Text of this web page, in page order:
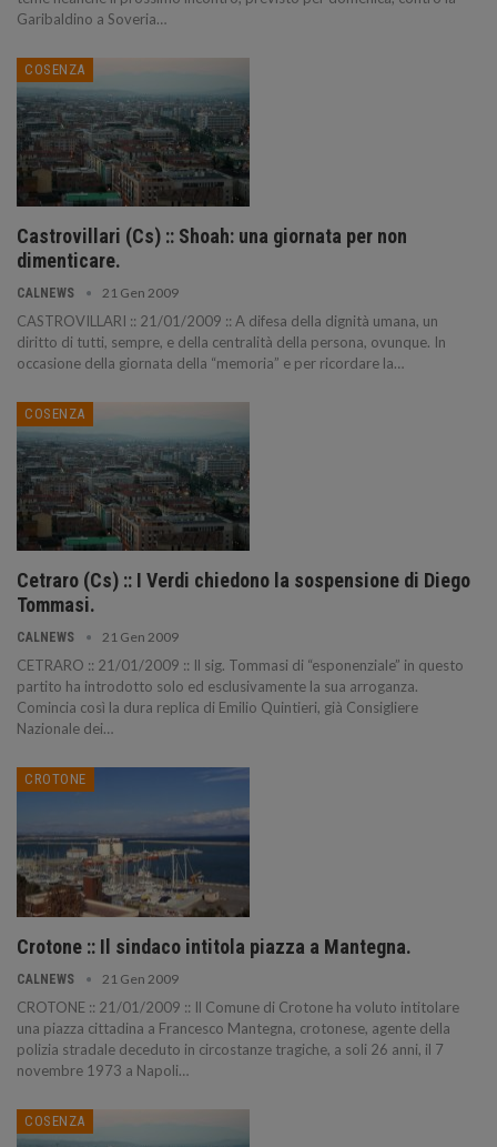
Garibaldino a Soveria…
COSENZA
Castrovillari (Cs) :: Shoah: una giornata per non
dimenticare.
CALNEWS 21 Gen 2009
CASTROVILLARI :: 21/01/2009 :: A difesa della dignità umana, un
diritto di tutti, sempre, e della centralità della persona, ovunque. In
occasione della giornata della “memoria” e per ricordare la…
COSENZA
Cetraro (Cs) :: I Verdi chiedono la sospensione di Diego
Tommasi.
CALNEWS 21 Gen 2009
CETRARO :: 21/01/2009 :: Il sig. Tommasi di “esponenziale” in questo
partito ha introdotto solo ed esclusivamente la sua arroganza.
Comincia così la dura replica di Emilio Quintieri, già Consigliere
Nazionale dei…
CROTONE
Crotone :: Il sindaco intitola piazza a Mantegna.
CALNEWS 21 Gen 2009
CROTONE :: 21/01/2009 :: Il Comune di Crotone ha voluto intitolare
una piazza cittadina a Francesco Mantegna, crotonese, agente della
polizia stradale deceduto in circostanze tragiche, a soli 26 anni, il 7
novembre 1973 a Napoli…
COSENZA